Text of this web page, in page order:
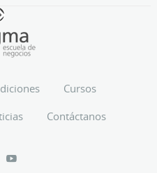
Cursos
Contáctanos